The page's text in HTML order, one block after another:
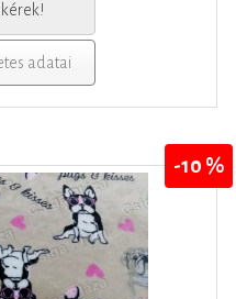
kérek!
adatai
-10 %